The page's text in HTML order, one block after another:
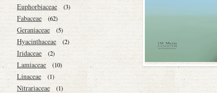
Euphorbiaceae (3)
Fabaceae (62)
Geraniaceae (5)
Hyacinthaceae (2)
Iridaceae (2)
Lamiaceae (10)
Linaceae (1)
Nitrariaceae (1)